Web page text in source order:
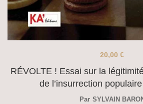
RÉVOLTE ! Essai sur la
de l’insurrection
20,00 €
Par SYLVAIN